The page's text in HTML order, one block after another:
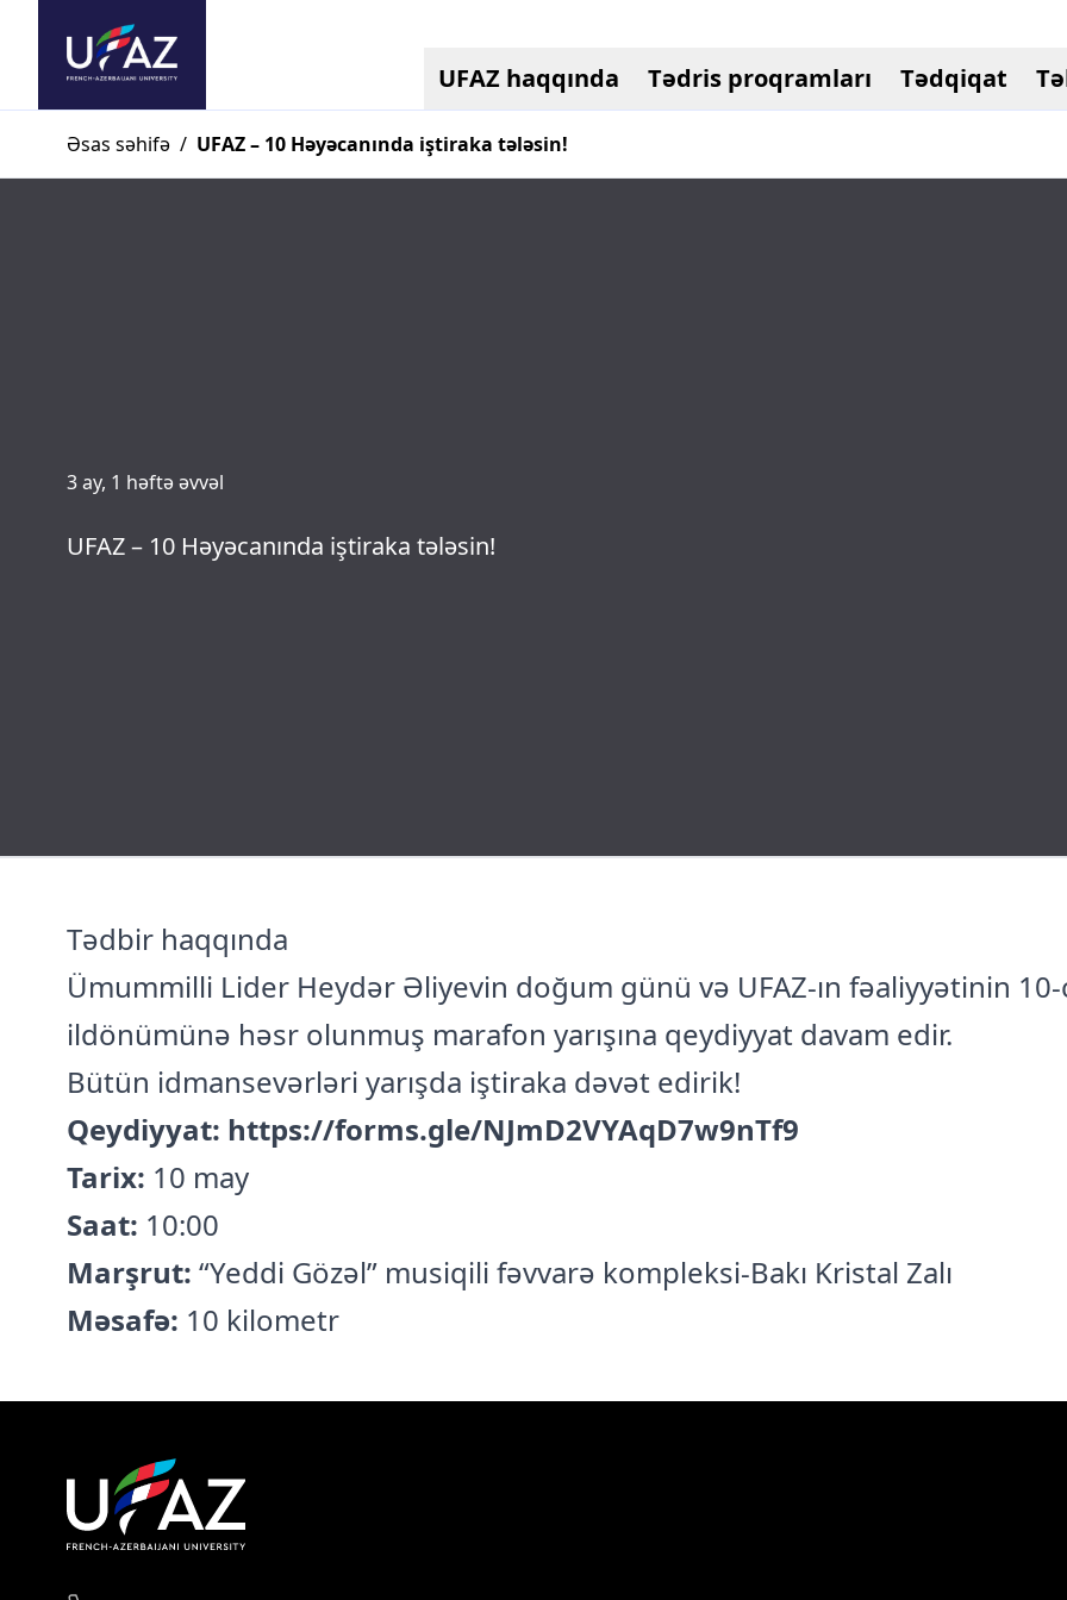
UFAZ haqqında Tədris proqramları Tədqiqat
Əsas səhifə / UFAZ – 10 Həyəcanında iştiraka tələsin!
3 ay, 1 həftə əvvəl
UFAZ – 10 Həyəcanında iştiraka tələsin!
Tədbir haqqında
Ümummilli Lider Heydər Əliyevin doğum günü və UFAZ-ın fəaliyyətinin
ildönümünə həsr olunmuş marafon yarışına qeydiyyat davam edir.
Bütün idmansevərləri yarışda iştiraka dəvət edirik!
Qeydiyyat: https://forms.gle/NJmD2VYAqD7w9nTf9
Tarix: 10 may
Saat: 10:00
Marşrut: “Yeddi Gözəl” musiqili fəvvarə kompleksi-Bakı Kristal Zalı
Məsafə: 10 kilometr